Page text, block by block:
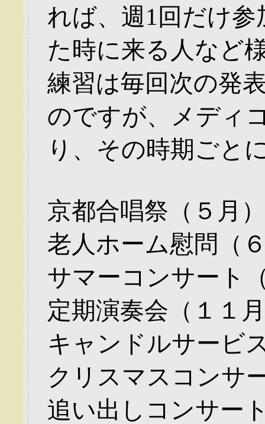
れば、週1回だけ
た時に来る人など
練習は毎回次の発
のですが、メディ
り、その時期ごと
京都合唱祭（５月）
老人ホーム慰問（
サマーコンサート
定期演奏会（１１
キャンドルサービ
クリスマスコンサ
追い出しコンサー